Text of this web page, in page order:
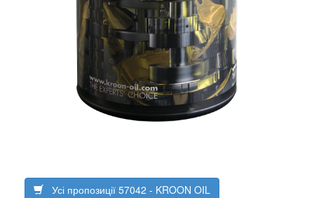
Усі пропозиції 57042 - KROON OIL